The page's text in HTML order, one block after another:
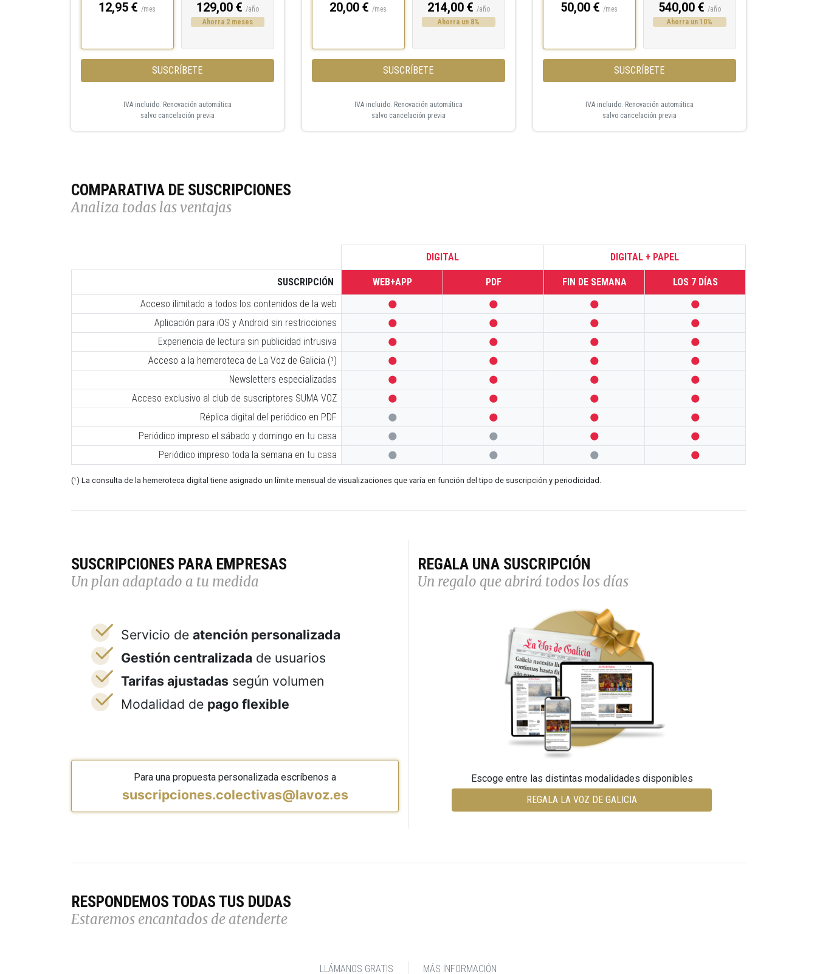
12,95 €/mes 129,00 €/año
Ahorra 2 meses
SUSCRÍBETE
IVA incluido. Renovación automática
salvo cancelación previa
20,00 €/mes 214,00 €/año
Ahorra un 8%
SUSCRÍBETE
IVA incluido. Renovación automática
salvo cancelación previa
50,00 €/mes 540,00 €/año
Ahorra un 10%
SUSCRÍBETE
IVA incluido. Renovación automática
salvo cancelación previa
COMPARATIVA DE SUSCRIPCIONES
Analiza todas las ventajas
DIGITAL DIGITAL + PAPEL
SUSCRIPCIÓN WEB+APP PDF FIN DE SEMANA
LOS 7 DÍAS
Acceso ilimitado a todos los contenidos de la web
   
Aplicación para iOS y Android sin restricciones    
Experiencia de lectura sin publicidad intrusiva    
Acceso a la hemeroteca de La Voz de Galicia (¹)    
Newsletters especializadas    
Acceso exclusivo al club de suscriptores SUMA VOZ    
Réplica digital del periódico en PDF    
Periódico impreso el sábado y domingo en tu casa    
Periódico impreso toda la semana en tu casa    
(¹) La consulta de la hemeroteca digital tiene asignado un límite mensual de visualizaciones que varía en función del tipo de suscripción y periodicidad.
SUSCRIPCIONES PARA EMPRESAS
Un plan adaptado a tu medida
Servicio de atención personalizada
Gestión centralizada de usuarios
Tarifas ajustadas según volumen
Modalidad de pago flexible
Para una propuesta personalizada escríbenos a
suscripciones.colectivas@lavoz.es
REGALA UNA SUSCRIPCIÓN
Un regalo que abrirá todos los días
Escoge entre las distintas modalidades disponibles
REGALA LA VOZ DE GALICIA
RESPONDEMOS TODAS TUS DUDAS
Estaremos encantados de atenderte
LLÁMANOS GRATIS MÁS INFORMACIÓN